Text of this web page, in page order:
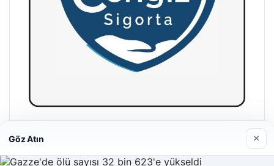
Hastaş Beton
Göz Atın ×